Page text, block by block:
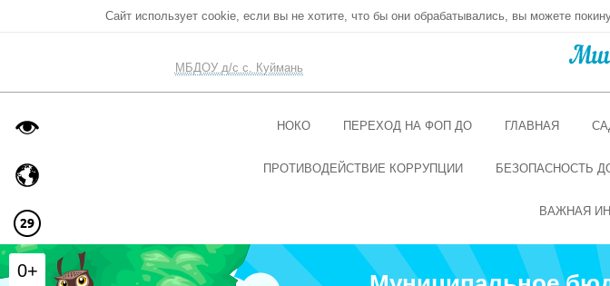
Сайт использует cookie, если вы не хотите, что бы они обрабатывались, вы можете
МБДОУ д/с с. Куймань
НОКО ПЕРЕХОД НА ФОП ДО ГЛАВНАЯ
ПРОТИВОДЕЙСТВИЕ КОРРУПЦИИ БЕЗОПАСНОСТЬ
ВАЖНАЯ
0+